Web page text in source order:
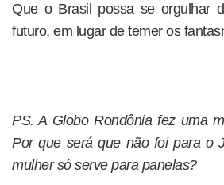
Que o Brasil possa se orgulhar
futuro, em lugar de temer os
PS. A Globo Rondônia fez uma
Por que será que não foi para o
mulher só serve para panelas?